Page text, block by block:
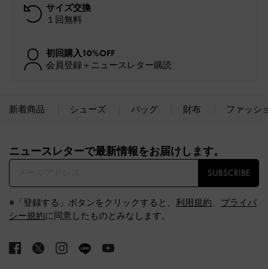
サイズ交換
１回無料
初回購入10%OFF
会員登録＋ニュースレター購読
新着商品 シューズ バッグ 財布 ファッシ
ニュースレターで最新情報をお届けします。​
SUBSCRIBE
※「登録する」ボタンをクリックすると、 利用規約、 プライバ
シー規約に同意したものとみなします。